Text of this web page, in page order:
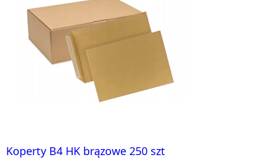
Koperty B4 HK brązowe 250 szt